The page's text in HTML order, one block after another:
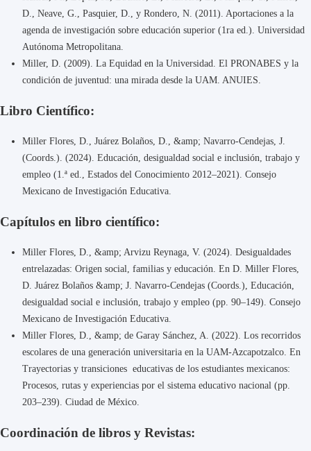
D., Neave, G., Pasquier, D., y Rondero, N. (2011). Aportaciones a la
agenda de investigación sobre educación superior (1ra ed.). Universidad
Autónoma Metropolitana.
Miller, D. (2009). La Equidad en la Universidad. El PRONABES y la
condición de juventud: una mirada desde la UAM. ANUIES.
Libro Científico:
Miller Flores, D., Juárez Bolaños, D., &amp; Navarro-Cendejas, J.
(Coords.). (2024). Educación, desigualdad social e inclusión, trabajo y
empleo (1.ª ed., Estados del Conocimiento 2012–2021). Consejo
Mexicano de Investigación Educativa.
Capítulos en libro científico:
Miller Flores, D., &amp; Arvizu Reynaga, V. (2024). Desigualdades
entrelazadas: Origen social, familias y educación. En D. Miller Flores,
D. Juárez Bolaños &amp; J. Navarro-Cendejas (Coords.), Educación,
desigualdad social e inclusión, trabajo y empleo (pp. 90–149). Consejo
Mexicano de Investigación Educativa.
Miller Flores, D., &amp; de Garay Sánchez, A. (2022). Los recorridos
escolares de una generación universitaria en la UAM-Azcapotzalco. En
Trayectorias y transiciones educativas de los estudiantes mexicanos:
Procesos, rutas y experiencias por el sistema educativo nacional (pp.
203–239). Ciudad de México.
Coordinación de libros y Revistas: